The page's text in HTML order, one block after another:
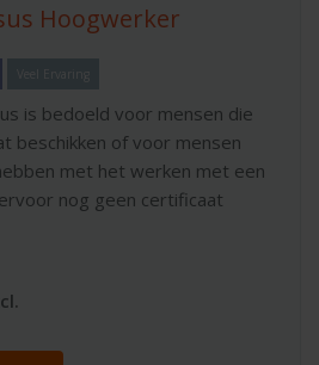
Hoogwerker
Veel Ervaring
is bedoeld voor mensen die
beschikken of voor mensen
met het werken met een
nog geen certificaat